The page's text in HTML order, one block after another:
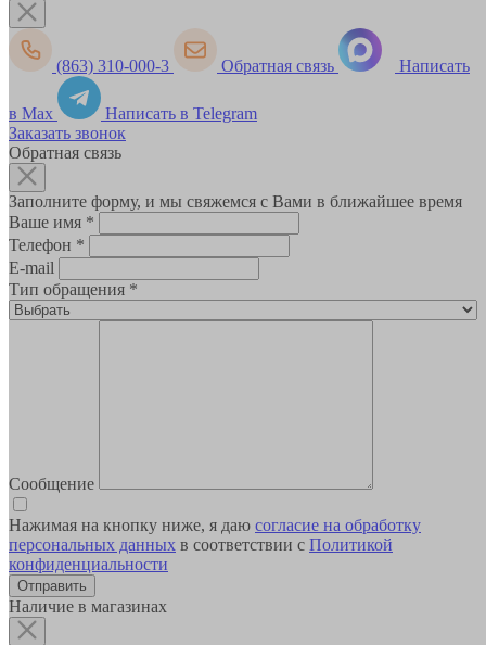
(863) 310-000-3 Обратная связь Написать
в Max
Написать в Telegram
Заказать звонок
Обратная связь
Заполните форму, и мы свяжемся с Вами в ближайшее время
Ваше имя *
Телефон *
E-mail
Тип обращения *
Сообщение
Нажимая на кнопку ниже, я даю согласие на обработку
персональных данных в соответствии с Политикой
конфиденциальности
Наличие в магазинах